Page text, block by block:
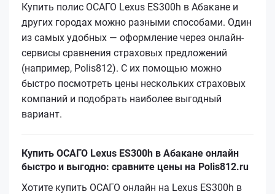
Купить полис ОСАГО Lexus ES300h в Абакане и
других городах можно разными способами. Один
из самых удобных — оформление через онлайн-
сервисы сравнения страховых предложений
(например, Polis812). С их помощью можно
быстро посмотреть цены нескольких страховых
компаний и подобрать наиболее выгодный
вариант.
Купить ОСАГО Lexus ES300h в Абакане онлайн
быстро и выгодно: сравните цены на Polis812.ru
Хотите купить ОСАГО онлайн на Lexus ES300h в